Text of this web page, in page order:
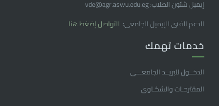
إيميل شئون الطلاب: vde@agr.aswu.edu.eg
الدعم الفنى للإيميل الجامعى: للتواصل إضغط هنا
خدمات تهمك
الدخــول للبريــد الجامعـــى
المقترحـات والشكـاوى